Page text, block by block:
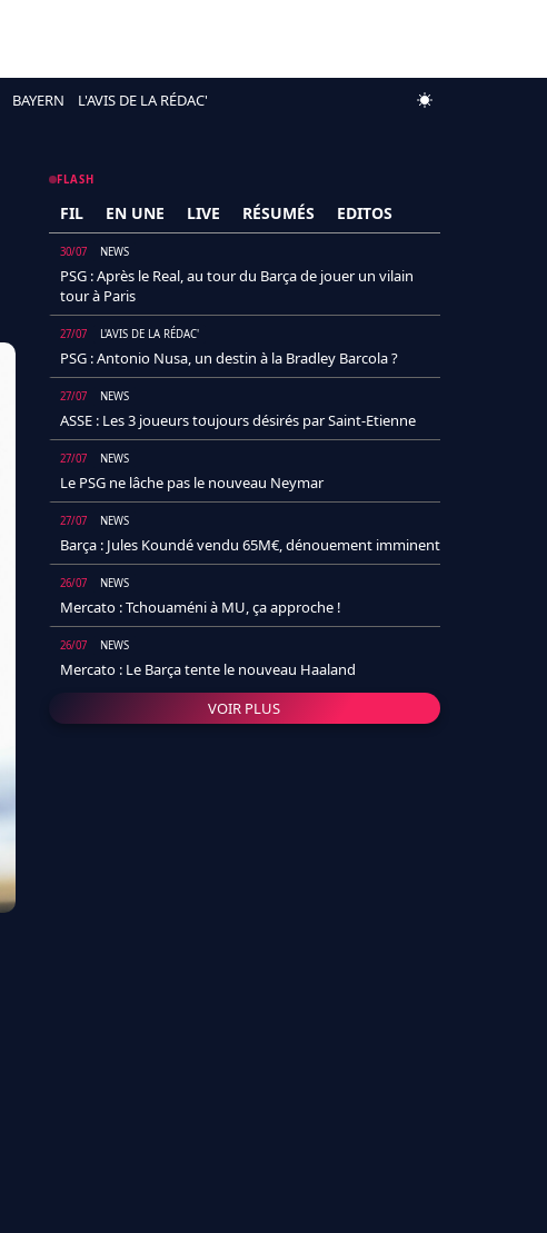
BAYERN L'AVIS DE LA RÉDAC'
FLASH
FIL EN UNE LIVE RÉSUMÉS EDITOS
30/07 NEWS
PSG : Après le Real, au tour du Barça de jouer un vilain
tour à Paris
27/07 L'AVIS DE LA RÉDAC'
PSG : Antonio Nusa, un destin à la Bradley Barcola ?
27/07 NEWS
ASSE : Les 3 joueurs toujours désirés par Saint-Etienne
27/07 NEWS
Le PSG ne lâche pas le nouveau Neymar
27/07 NEWS
Barça : Jules Koundé vendu 65M€, dénouement imminent
26/07 NEWS
Mercato : Tchouaméni à MU, ça approche !
26/07 NEWS
Mercato : Le Barça tente le nouveau Haaland
VOIR PLUS